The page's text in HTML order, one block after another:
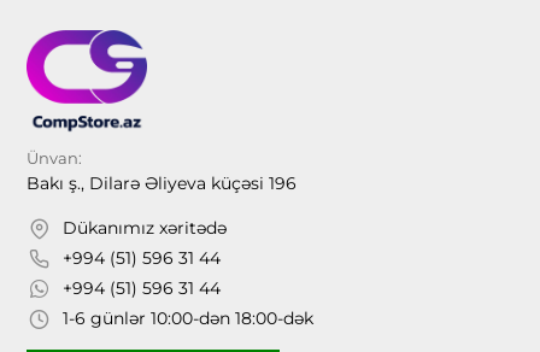
Ünvan:
Bakı ş., Dilarə Əliyeva küçəsi 196
Dükanımız xəritədə
+994 (51) 596 31 44
+994 (51) 596 31 44
1-6 günlər 10:00-dən 18:00-dək